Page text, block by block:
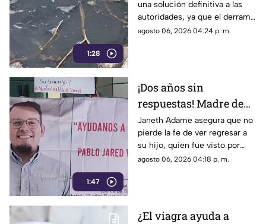
1:28
reparar constante brote
de aguas negras
una solución definitiva a las
autoridades, ya que el derrame
representa un grave foco de
agosto 06, 2026 04:24 p. m.
1:47
¡Dos años sin
respuestas! Madre de
Pablo Jared mantiene
la esperanza de
encontrarlo con vida
Janeth Adame asegura que no
pierde la fe de ver regresar a
su hijo, quien fue visto por
última vez el 30 de julio de
agosto 06, 2026 04:18 p. m.
¿El viagra ayuda a